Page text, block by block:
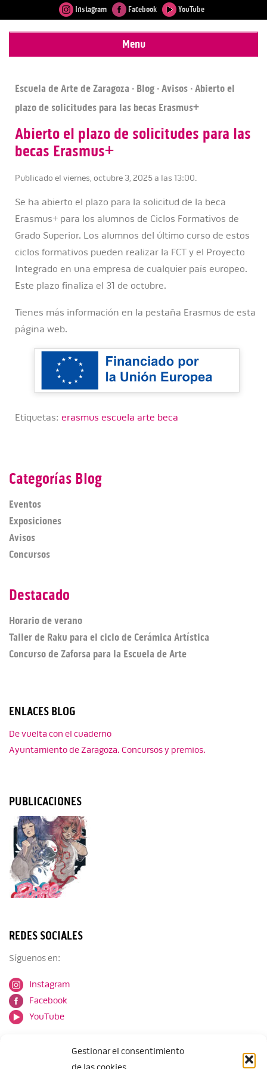
Gestionar el consentimiento
Instagram Facebook YouTube
Menu
Escuela de Arte de Zaragoza · Blog ·Avisos · Abierto el
plazo de solicitudes para las becas Erasmus+
Abierto el plazo de solicitudes para las
becas Erasmus+
Publicado el viernes, octubre 3, 2025 a las 13:00.
Se ha abierto el plazo para la solicitud de la beca
Erasmus+ para los alumnos de Ciclos Formativos de
Grado Superior. Los alumnos del último curso de estos
ciclos formativos pueden realizar la FCT y el Proyecto
Integrado en una empresa de cualquier país europeo.
Este plazo finaliza el 31 de octubre.
Tienes más información en la pestaña Erasmus de esta
página web.
Etiquetas: erasmus escuela arte beca
Categorías Blog
Eventos
Exposiciones
Avisos
Concursos
Destacado
Horario de verano
Taller de Raku para el ciclo de Cerámica Artística
Concurso de Zaforsa para la Escuela de Arte
ENLACES BLOG
De vuelta con el cuaderno
Ayuntamiento de Zaragoza. Concursos y premios.
PUBLICACIONES
REDES SOCIALES
Síguenos en:
Instagram
Facebook
YouTube